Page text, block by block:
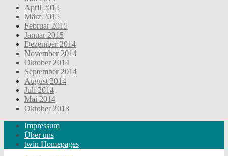
April 2015
März 2015
Februar 2015
Januar 2015
Dezember 2014
November 2014
Oktober 2014
September 2014
August 2014
Juli 2014
Mai 2014
Oktober 2013
Impressum
Über uns
twin Homepages